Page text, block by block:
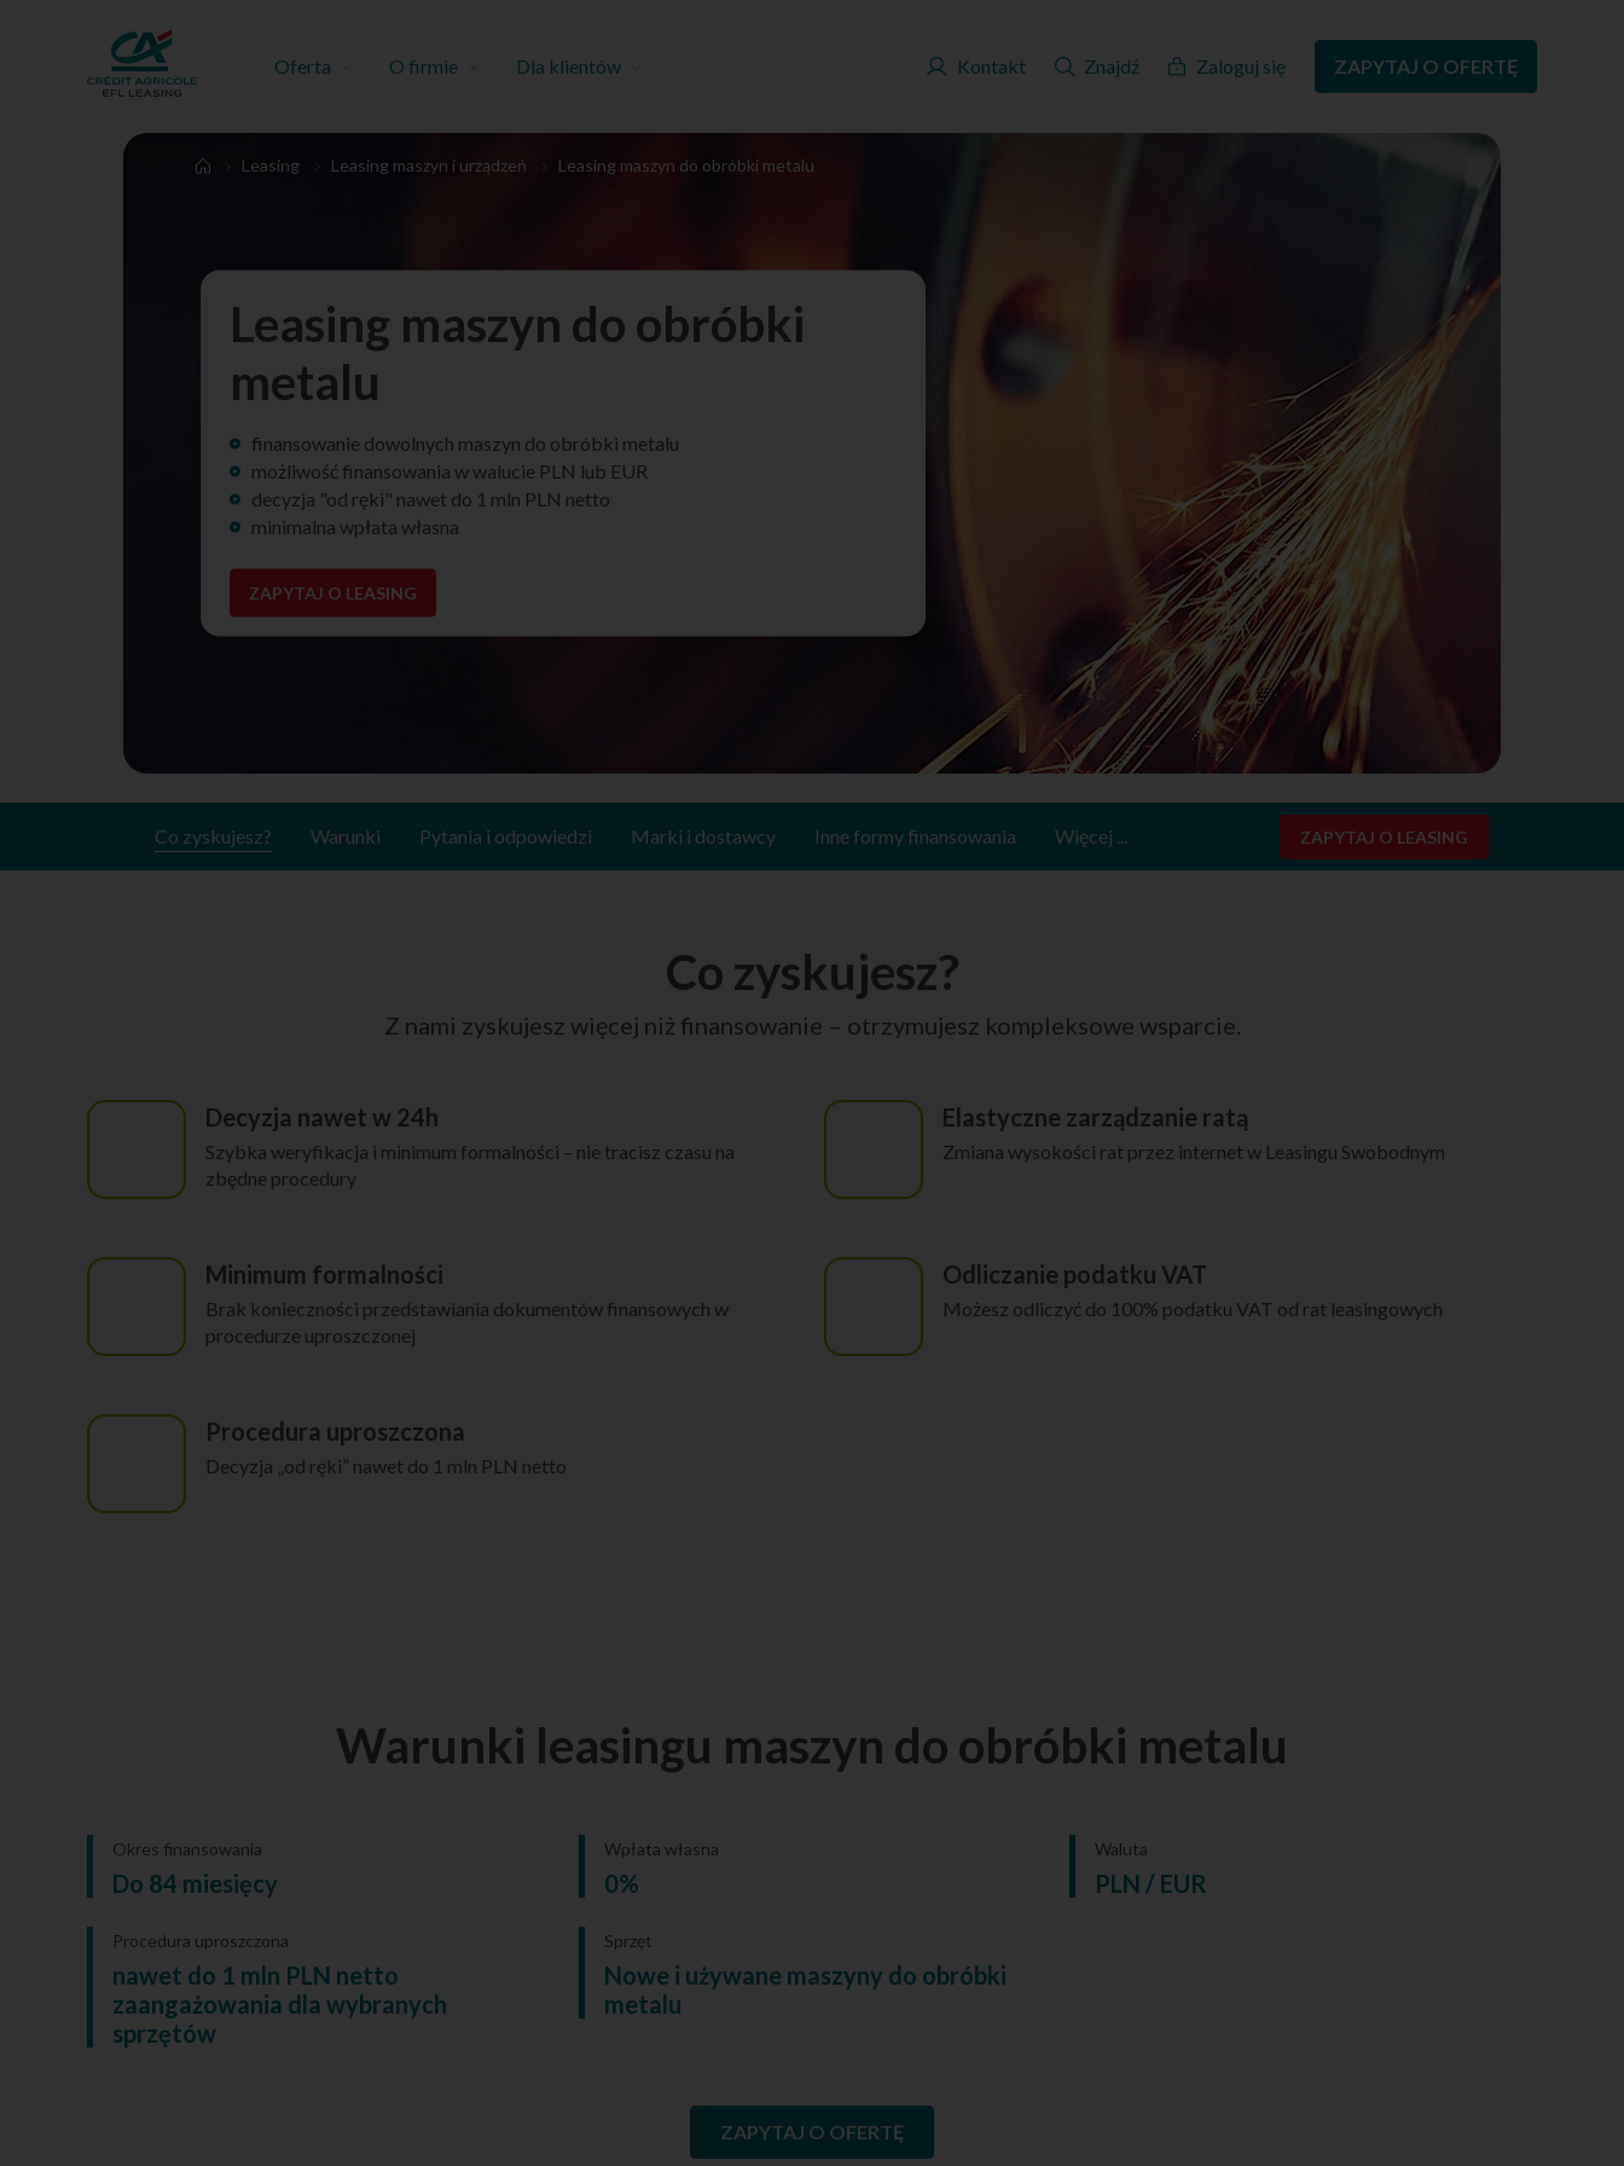
Oferta O firmie Dla klientów Kontakt Znajdź Zaloguj się ZAPYTAJ O OFERTĘ
Leasing Leasing maszyn i urządzeń Leasing maszyn do obróbki metalu
Leasing maszyn do obróbki
metalu
finansowanie dowolnych maszyn do obróbki metalu
możliwość finansowania w walucie PLN lub EUR
decyzja "od ręki" nawet do 1 mln PLN netto
minimalna wpłata własna
ZAPYTAJ O LEASING
Co zyskujesz? Warunki Pytania i odpowiedzi Marki i dostawcy Inne formy finansowania Więcej ... ZAPYTAJ O LEASING
Co zyskujesz?
Z nami zyskujesz więcej niż finansowanie – otrzymujesz kompleksowe wsparcie.
Decyzja nawet w 24h
Szybka weryfikacja i minimum formalności – nie tracisz czasu na
zbędne procedury
Elastyczne zarządzanie ratą
Zmiana wysokości rat przez internet w Leasingu Swobodnym
Minimum formalności
Brak konieczności przedstawiania dokumentów finansowych w
procedurze uproszczonej
Odliczanie podatku VAT
Możesz odliczyć do 100% podatku VAT od rat leasingowych
Procedura uproszczona
Decyzja „od ręki” nawet do 1 mln PLN netto
Warunki leasingu maszyn do obróbki metalu
Okres finansowania
Do 84 miesięcy
Wpłata własna
0%
Waluta
PLN / EUR
Procedura uproszczona
nawet do 1 mln PLN netto
zaangażowania dla wybranych
sprzętów
Sprzęt
Nowe i używane maszyny do obróbki
metalu
ZAPYTAJ O OFERTĘ